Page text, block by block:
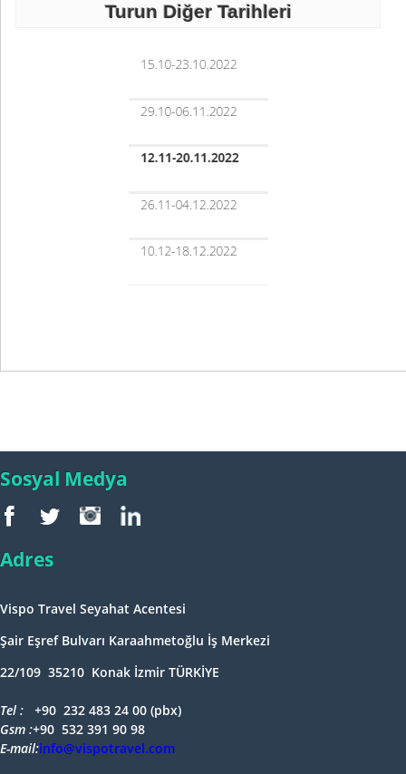
Turun Diğer Tarihleri
Sosyal Medya
Adres
Vispo Travel Seyahat Acentesi
Şair Eşref Bulvarı Karaahmetoğlu İş Merkezi
22/109 35210 Konak İzmir TÜRKİYE
Tel : +90 232 483 24 00 (pbx)
Gsm :+90 532 391 90 98
E-mail:info@vispotravel.com